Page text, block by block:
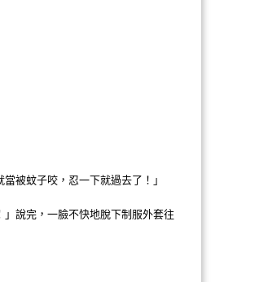
被蚊子咬，忍一下就過去了！」
說完，一臉不快地脫下制服外套往